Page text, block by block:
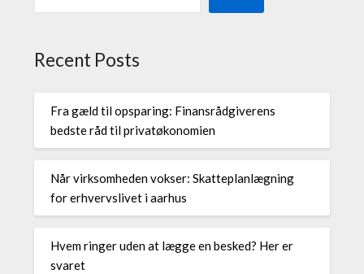
Recent Posts
Fra gæld til opsparing: Finansrådgiverens
bedste råd til privatøkonomien
Når virksomheden vokser: Skatteplanlægning
for erhvervslivet i aarhus
Hvem ringer uden at lægge en besked? Her er
svaret